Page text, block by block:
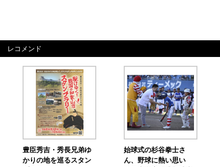
レコメンド
豊臣秀吉・秀長兄弟ゆ
かりの地を巡るスタン
始球式の杉谷拳士さ
ん、野球に熱い思い